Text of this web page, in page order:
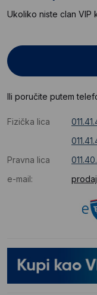
Ukoliko niste clan VIP
Ili poručite putem
Fizička lica
Pravna lica
e-mail: